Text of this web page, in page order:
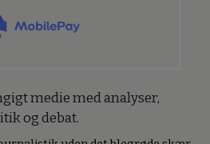
medie med analyser,
og debat.